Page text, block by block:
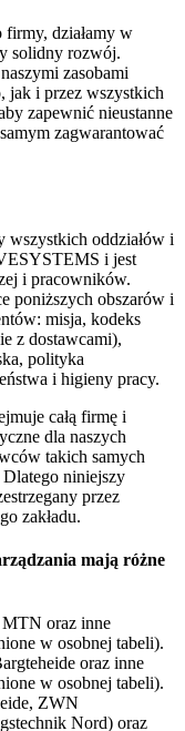
firmy, działamy w
solidny rozwój.
zasobami
jak i przez wszystkich
zapewnić nieustanne
zagwarantować
wszystkich oddziałów i
i jest
i pracowników.
poniższych obszarów i
misja, kodeks
z dostawcami),
polityka
i higieny pracy.
całą firmę i
dla naszych
takich samych
niniejszy
przez
zakładu.
mają różne
MTN oraz inne
w osobnej tabeli).
oraz inne
w osobnej tabeli).
ZWN
Nord) oraz